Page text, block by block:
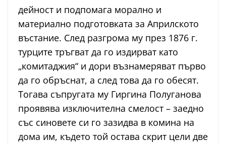
дейност и подпомага морално и
материално подготовката за Априлското
въстание. След разгрома му през 1876 г.
турците тръгват да го издирват като
„комитаджия“ и дори възнамеряват първо
да го обръснат, а след това да го обесят.
Тогава съпругата му Гиргина Полуганова
проявява изключителна смелост – заедно
със синовете си го зазидва в комина на
дома им, където той остава скрит цели две